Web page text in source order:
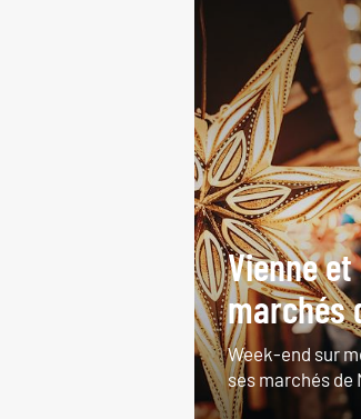
Vienne
marchés
Week-end sur
ses marchés de